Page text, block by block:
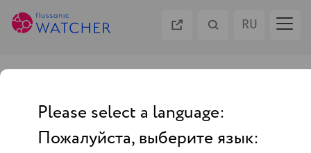
RU
PT
Flussonic Glass 5VF
Please select a language:
Пожалуйста, выберите язык: